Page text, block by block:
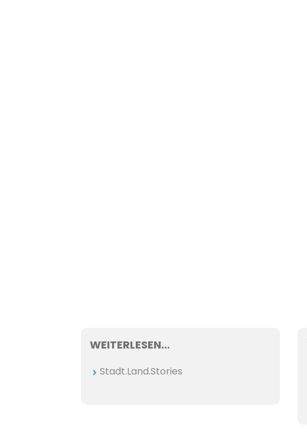
WEITERLESEN…
Stadt.Land.Stories